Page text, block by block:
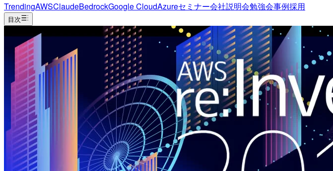
TrendingAWSClaudeBedrockGoogle CloudAzureセミナー会社説明会勉強会事例採用
目次